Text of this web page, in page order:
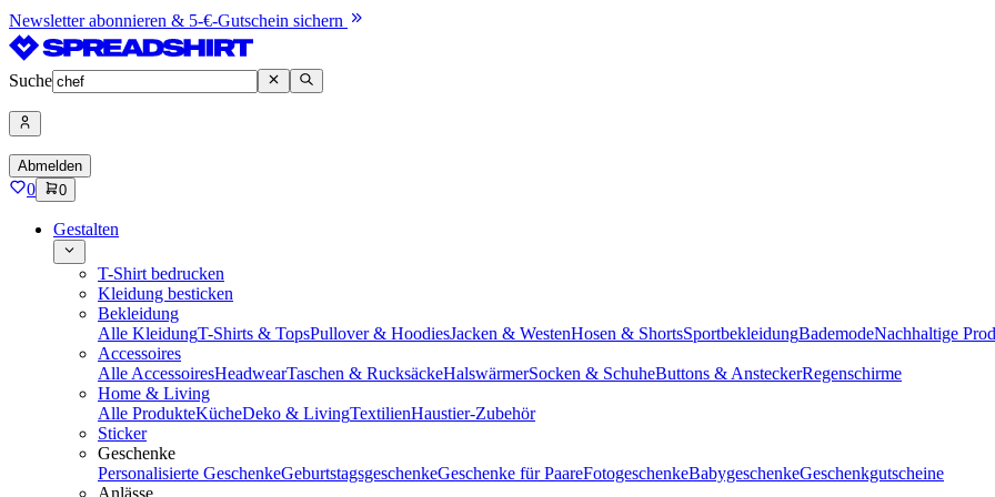
Newsletter abonnieren & 5-€-Gutschein sichern
Suche
Abmelden
0 0
Gestalten
T-Shirt bedrucken
Kleidung besticken
Bekleidung
Alle KleidungT-Shirts & TopsPullover & HoodiesJacken & WestenHosen & ShortsSportbekleidungBademodeNachhaltige
Accessoires
Alle AccessoiresHeadwearTaschen & RucksäckeHalswärmerSocken & SchuheButtons & AnsteckerRegenschirme
Home & Living
Alle ProdukteKücheDeko & LivingTextilienHaustier-Zubehör
Sticker
Geschenke
Personalisierte GeschenkeGeburtstagsgeschenkeGeschenke für PaareFotogeschenkeBabygeschenkeGeschenkgutscheine